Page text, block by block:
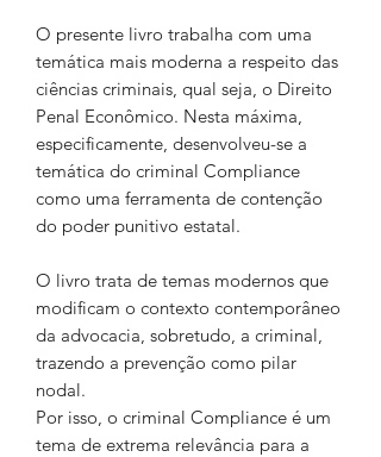
O presente livro trabalha com uma
temática mais moderna a respeito das
ciências criminais, qual seja, o Direito
Penal Econômico. Nesta máxima,
especificamente, desenvolveu-se a
temática do criminal Compliance
como uma ferramenta de contenção
do poder punitivo estatal.
O livro trata de temas modernos que
modificam o contexto contemporâneo
da advocacia, sobretudo, a criminal,
trazendo a prevenção como pilar
nodal.
Por isso, o criminal Compliance é um
tema de extrema relevância para a